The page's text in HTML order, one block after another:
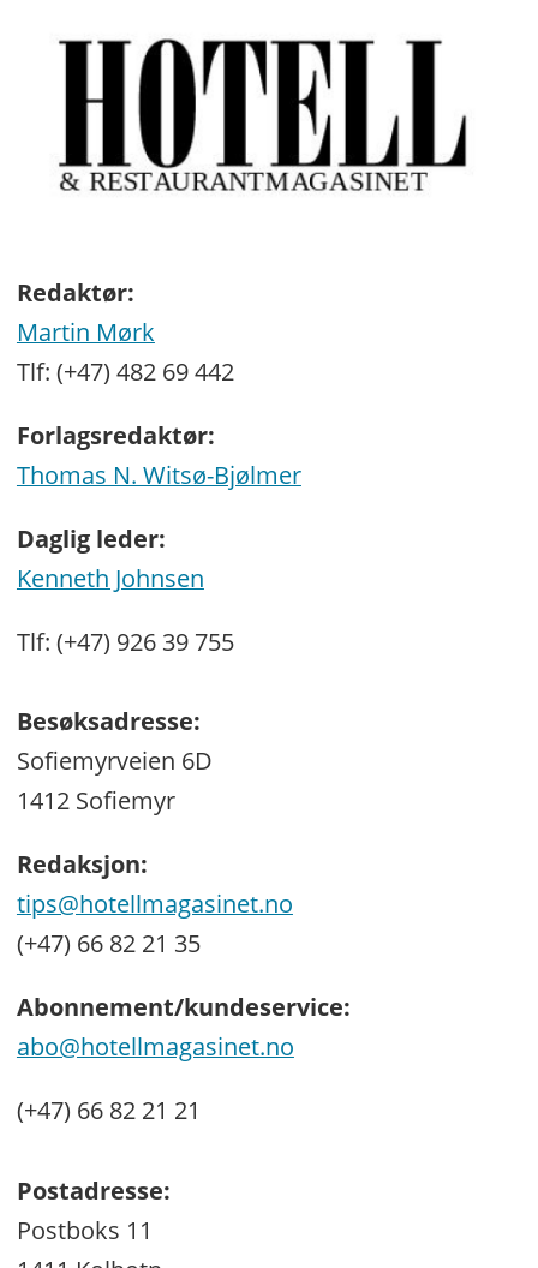
Redaktør:
Martin Mørk
Tlf: (+47) 482 69 442
Forlagsredaktør:
Thomas N. Witsø-Bjølmer
Daglig leder:
Kenneth Johnsen
Tlf: (+47) 926 39 755
Besøksadresse:
Sofiemyrveien 6D
1412 Sofiemyr
Redaksjon:
tips@hotellmagasinet.no
(+47) 66 82 21 35
Abonnement/kundeservice:
abo@hotellmagasinet.no
(+47) 66 82 21 21
Postadresse:
Postboks 11